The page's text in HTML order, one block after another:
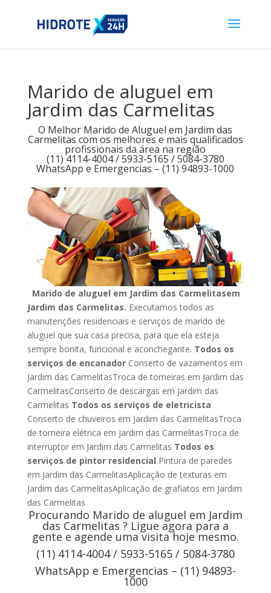
Marido de aluguel em
Jardim das Carmelitas
O Melhor Marido de Aluguel em Jardim das
Carmelitas com os melhores e mais qualificados
profissionais da área na região
(11) 4114-4004 / 5933-5165 / 5084-3780
WhatsApp e Emergencias – (11) 94893-1000
Marido de aluguel em Jardim das Carmelitasem
Jardim das Carmelitas. Executamos todos as
manutenções residenciais e serviços de marido de
aluguel que sua casa precisa, para que ela esteja
sempre bonita, funcional e aconchegante. Todos os
serviços de encanadorConserto de vazamentos em
Jardim das CarmelitasTroca de torneiras em Jardim das
CarmelitasConserto de descargas em Jardim das
Carmelitas Todos os serviços de eletricista
Conserto de chuveiros em Jardim das CarmelitasTroca
de torneira elétrica em Jardim das CarmelitasTroca de
interruptor em Jardim das Carmelitas Todos os
serviços de pintor residencial Pintura de paredes
em Jardim das CarmelitasAplicação de texturas em
Jardim das CarmelitasAplicação de grafiatos em Jardim
das Carmelitas
Procurando Marido de aluguel em Jardim
das Carmelitas ? Ligue agora para a
gente e agende uma visita hoje mesmo.
(11) 4114-4004 / 5933-5165 / 5084-3780
WhatsApp e Emergencias – (11) 94893-
1000